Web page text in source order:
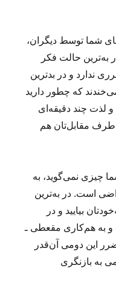
شما توسط دیگران،
حالت فکر
ندارد و در بدترین
که چطور دارید
و لذت چند دقیقه‌ای
طرف مقابل‌تان هم
چیزی نمی‌گوید، به
است. در به‌ترین
بیایید و در
و به هم‌کاری مقعطی ـ
این دومی آن‌قدر
به بازنگری